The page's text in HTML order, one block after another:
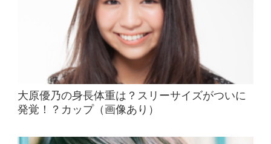
大原優乃の身長体重は？スリーサイズがついに
発覚！？カップ（画像あり）